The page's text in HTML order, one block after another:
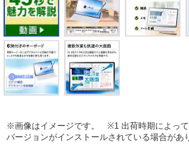
※画像はイメージです。
※1 出荷時期によっ
バージョンがインストールされている場合があ